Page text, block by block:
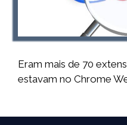
Eram mais de 70
estavam no Chrome